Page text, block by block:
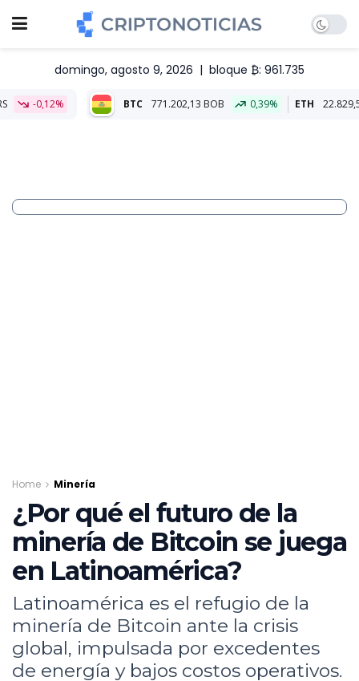
domingo, agosto 9, 2026 | bloque ₿: 961.735
BTC 771.202,13 BOB 0,39% ETH 22.829,51 BOB
Home Minería
¿Por qué el futuro de la
minería de Bitcoin se juega
en Latinoamérica?
Latinoamérica es el refugio de la
minería de Bitcoin ante la crisis
global, impulsada por excedentes
de energía y bajos costos operativos.